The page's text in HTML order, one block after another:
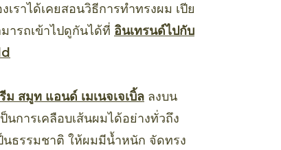
ราได้เคยสอนวิธีการทำทรงผม เปีย
ารถเข้าไปดูกันได้ที่ อินเทรนด์ไปกับ
สมูท แอนด์ เมเนจเจเบิ้ล ลงบน
นการเคลือบเส้นผมได้อย่างทั่วถึง
นธรรมชาติ ให้ผมมีน้ำหนัก จัดทรง